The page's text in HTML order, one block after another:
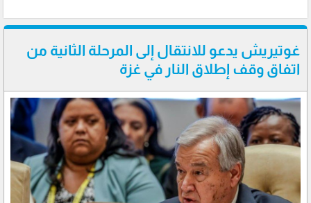
غوتيريش يدعو للانتقال إلى المرحلة الثانية من
اتفاق وقف إطلاق النار في غزة